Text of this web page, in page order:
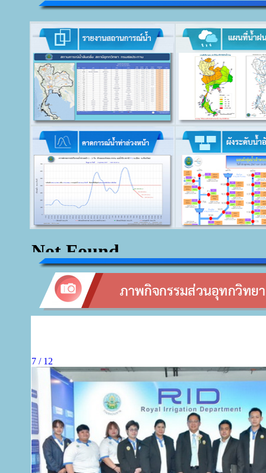
7 / 12